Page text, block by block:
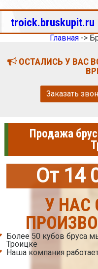
troick.bruskupit.ru
Главная->
ОСТАЛИСЬ У ВАС
Заказать
Продажа
От 14
У НАС
Более 50 кубов бруса
Троицке
Наша компания